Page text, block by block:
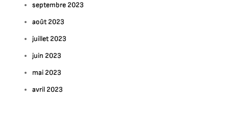
septembre 2023
août 2023
juillet 2023
juin 2023
mai 2023
avril 2023